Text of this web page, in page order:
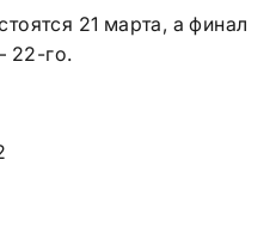
21 марта, а финал
22-го.